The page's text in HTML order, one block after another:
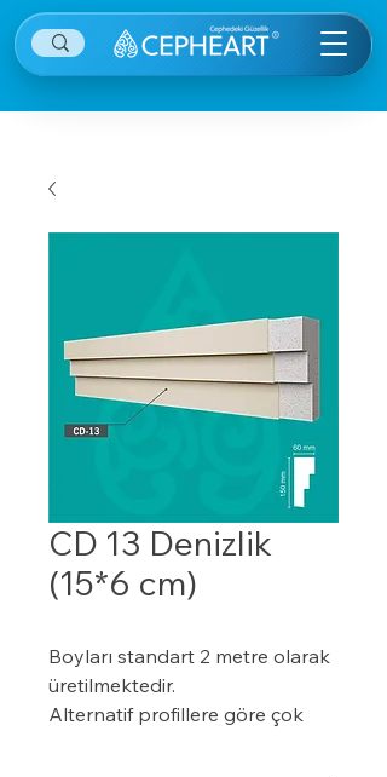
CD 13 Denizlik
(15*6 cm)
Boyları standart 2 metre olarak
üretilmektedir.
Alternatif profillere göre çok